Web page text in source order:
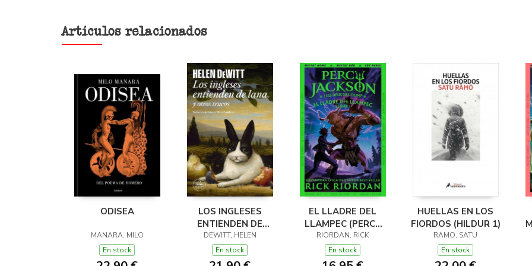
Artículos relacionados
ODISEA
MANARA, MILO
En stock
LOS INGLESES
ENTIENDEN DE
LANA (Y OTROS
TRUCOS)
DEWITT, HELEN
En stock
EL LLADRE DEL
LLAMPEC (PERCY
JACKSON I ELS
DÉUS DE L'OLIMP 1)
RIORDAN, RICK
En stock
HUELLAS EN LOS
FIORDOS (HILDUR 1)
RAMO, SATU
En stock